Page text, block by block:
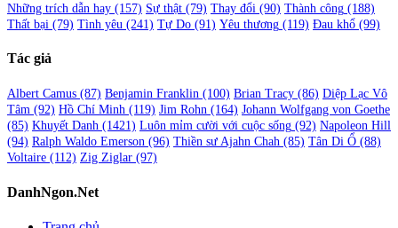
Những trích dẫn hay (157) Sự thật (79) Thay đổi (90) Thành công (188)
Thất bại (79) Tình yêu (241) Tự Do (91) Yêu thương (119) Đau khổ (99)
Tác giả
Albert Camus (87) Benjamin Franklin (100) Brian Tracy (86) Diệp Lạc Vô
Tâm (92) Hồ Chí Minh (119) Jim Rohn (164) Johann Wolfgang von Goethe
(85) Khuyết Danh (1421) Luôn mỉm cười với cuộc sống (92) Napoleon Hill
(94) Ralph Waldo Emerson (96) Thiền sư Ajahn Chah (85) Tân Di Ổ (88)
Voltaire (112) Zig Ziglar (97)
DanhNgon.Net